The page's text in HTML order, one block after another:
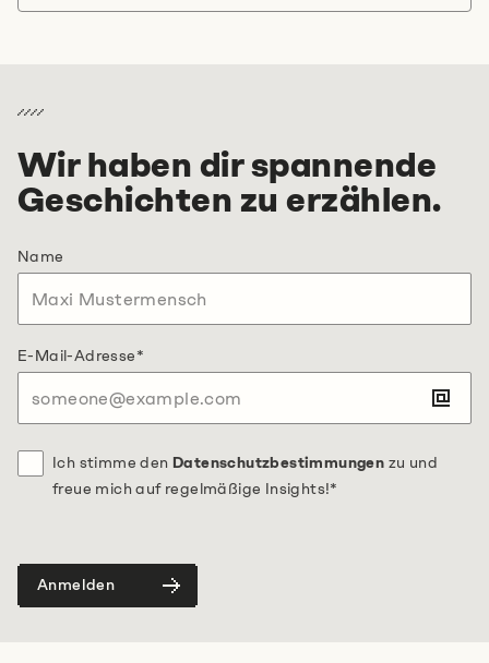
Wir haben dir spannende
Geschichten zu erzählen.
Name
E-Mail-Adresse*
Ich stimme den Datenschutzbestimmungen zu und
freue mich auf regelmäßige Insights!*
Anmelden